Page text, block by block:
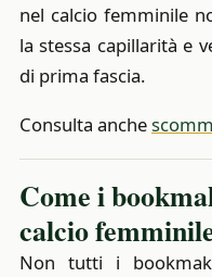
nel calcio femminile
la stessa capillarità e
di prima fascia.
Consulta anche
Come i
calcio
Non tutti i